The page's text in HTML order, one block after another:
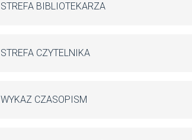
STREFA BIBLIOTEKARZA
STREFA CZYTELNIKA
WYKAZ CZASOPISM